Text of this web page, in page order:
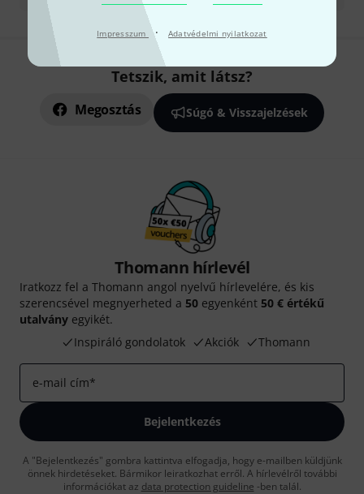
Impresszum · Adatvédelmi nyilatkozat
Tetszik, amit látsz?
Megosztás Súgó & Visszajelzések
Thomann hírlevél
Iratkozz fel a Thomann angol nyelvű hírlevelére, és kis
szerencsével megnyerheted a 50 egyenként 50 € értékű
utalvány egyikét.
Inspiráló gondolatok
Akciók Thomann
e-mail cím*
Bejelentkezés
A "Bejelentkezés" gombra kattintva elfogadja, hogy e-mailben küldjünk
önnek hirdetéseket. Bármikor leiratkozhat erről. A hírlevélről további
információkat az data protection guideline -ben talál.